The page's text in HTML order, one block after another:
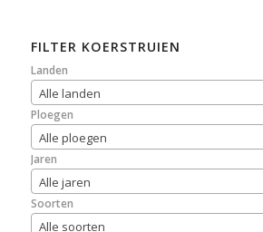
FILTER KOERSTRUIEN
Landen
Alle landen
Ploegen
Alle ploegen
Jaren
Alle jaren
Soorten
Alle soorten